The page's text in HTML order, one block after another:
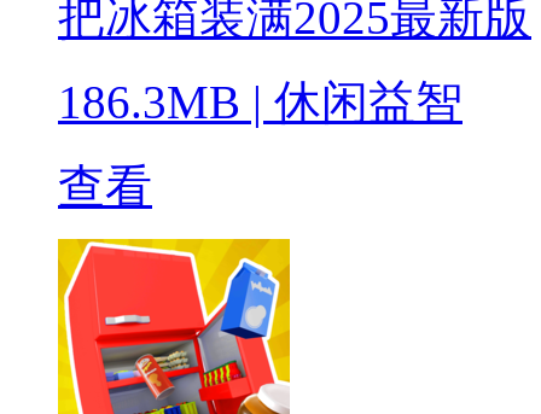
把冰箱装满2025最新版
186.3MB | 休闲益智
查看